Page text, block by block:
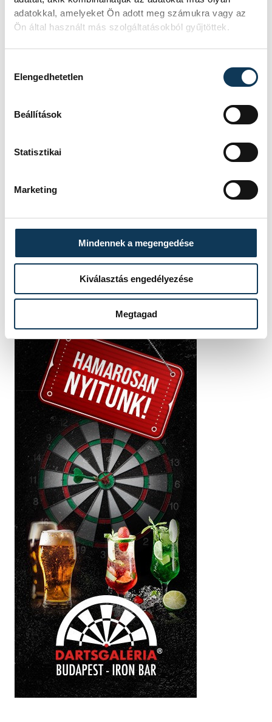
adatokkal, amelyeket Ön adott meg számukra vagy az
Ön által használt más szolgáltatásokból gyűjtöttek.
Elengedhetetlen
Beállítások
Statisztikai
Marketing
Mindennek a megengedése
Kiválasztás engedélyezése
Megtagad
intenzív nyomozást a fenyegetések ügyében,
amelyeket 229 iskolának több mint 800
különböző címre küldtek el ismeretlen
közélet
vehir.hu